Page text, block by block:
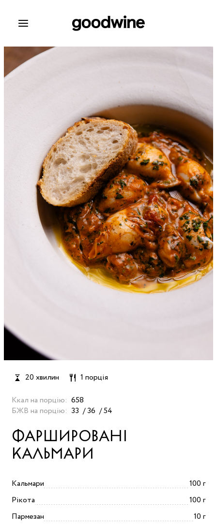
20 хвилин 1 порція
Ккал на порцію: 658
БЖВ на порцію: 33 36 54
ФАРШИРОВАНІ
КАЛЬМАРИ
Кальмари
100 г
Рікота
100 г
Пармезан
10 г